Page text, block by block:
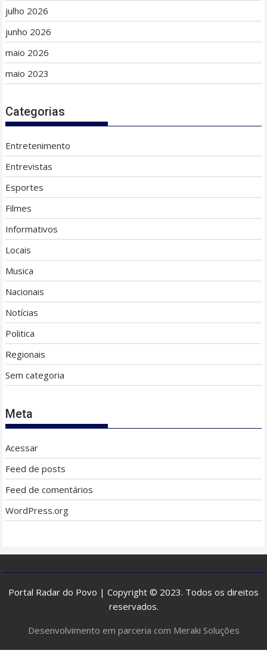
julho 2026
junho 2026
maio 2026
maio 2023
Categorias
Entretenimento
Entrevistas
Esportes
Filmes
Informativos
Locais
Musica
Nacionais
Notícias
Politica
Regionais
Sem categoria
Meta
Acessar
Feed de posts
Feed de comentários
WordPress.org
Portal Radar do Povo | Copyright © 2023. Todos os direitos
reservados.
Desenvolvimento em parceria com Meraki Soluções